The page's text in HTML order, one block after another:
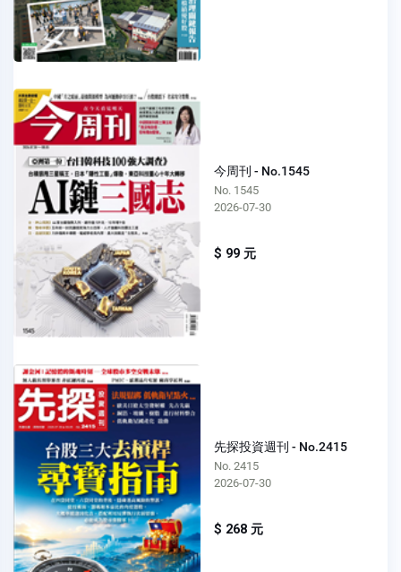
今周刊 - No.1545
No. 1545
2026-07-30
$ 99 元
先探投資週刊 - No.2415
No. 2415
2026-07-30
$ 268 元